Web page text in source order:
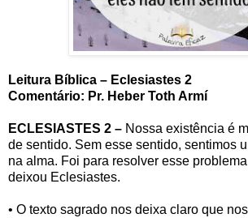
Leitura Bíblica – Eclesiastes 2
Comentário: Pr. Heber Toth Armí
ECLESIASTES 2 – Nossa existência é
de sentido. Sem esse sentido, sentimos
na alma. Foi para resolver esse
deixou Eclesiastes.
• O texto sagrado nos deixa claro que